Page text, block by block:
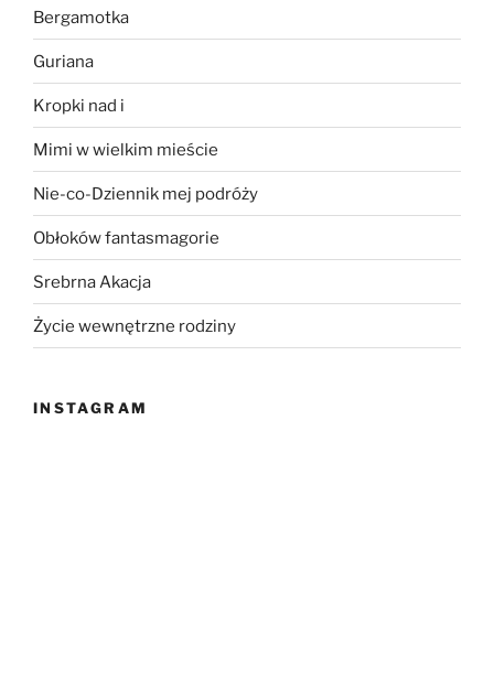
Bergamotka
Guriana
Kropki nad i
Mimi w wielkim mieście
Nie-co-Dziennik mej podróży
Obłoków fantasmagorie
Srebrna Akacja
Życie wewnętrzne rodziny
INSTAGRAM